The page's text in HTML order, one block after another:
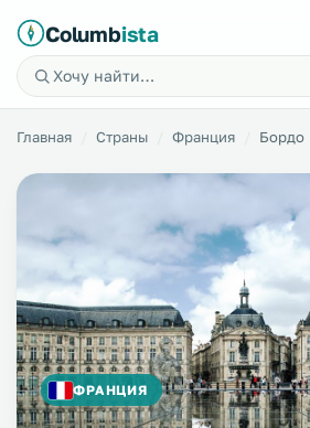
Columbista
Главная Страны Франция Бордо
ФРАНЦИЯ